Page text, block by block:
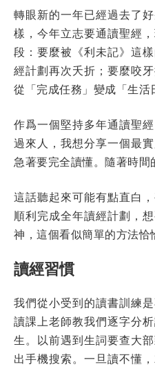
轉眼新的一年已經過去了
樣，今年立志要通讀聖經
段：要麼被《利未記》這
經計劃再次夭折；要麼咬
從「完成任務」變成「生活
作爲一個堅持多年通讀聖
過來人，我想分享一個最
急著要完全讀懂。隨著時間
這話聽起來可能有點直白
順利完成全年讀經計劃，
神，這個看似簡單的方法恰
讀經習慣
我們從小受到的讀書訓練
讀課上老師教我們逐字分
生。以前遇到生詞要查大
出手機搜索。一旦讀不懂